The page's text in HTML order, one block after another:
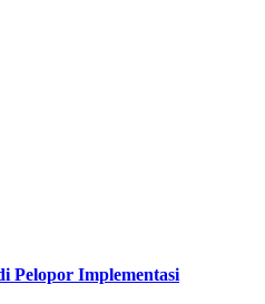
Pelopor Implementasi